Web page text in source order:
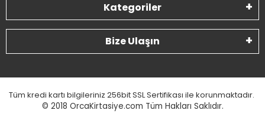
Kategoriler
Bize Ulaşın
Tüm kredi kartı bilgileriniz 256bit SSL Sertifikası ile korunmaktadır.
© 2018 OrcaKirtasiye.com Tüm Hakları Saklıdır.